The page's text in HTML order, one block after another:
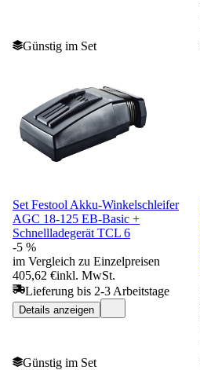
Günstig im Set
Set Festool Akku-Winkelschleifer
AGC 18-125 EB-Basic +
Schnellladegerät TCL 6
-5 %
im Vergleich zu Einzelpreisen
405,62 €inkl. MwSt.
Lieferung bis 2-3 Arbeitstage
Details anzeigen
Günstig im Set